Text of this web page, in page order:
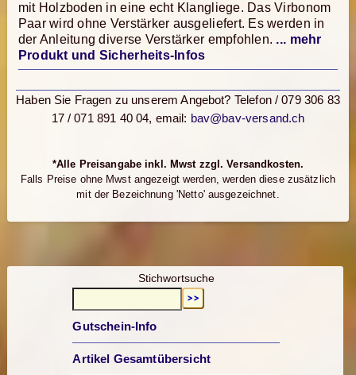
mit Holzboden in eine echt Klangliege. Das Virbonom
Paar wird ohne Verstärker ausgeliefert. Es werden in
der Anleitung diverse Verstärker empfohlen. ... mehr
Produkt und Sicherheits-Infos
Haben Sie Fragen zu unserem Angebot? Telefon / 079 306 83
17 / 071 891 40 04, email: bav@bav-versand.ch
*Alle Preisangabe inkl. Mwst zzgl. Versandkosten.
Falls Preise ohne Mwst angezeigt werden, werden diese zusätzlich
mit der Bezeichnung 'Netto' ausgezeichnet.
Stichwortsuche
Gutschein-Info
Artikel Gesamtübersicht